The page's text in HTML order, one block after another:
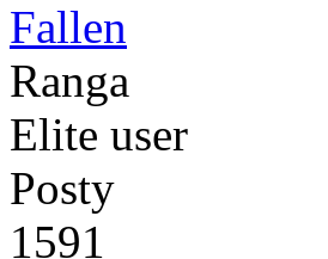
Fallen
Ranga
Elite user
Posty
1591